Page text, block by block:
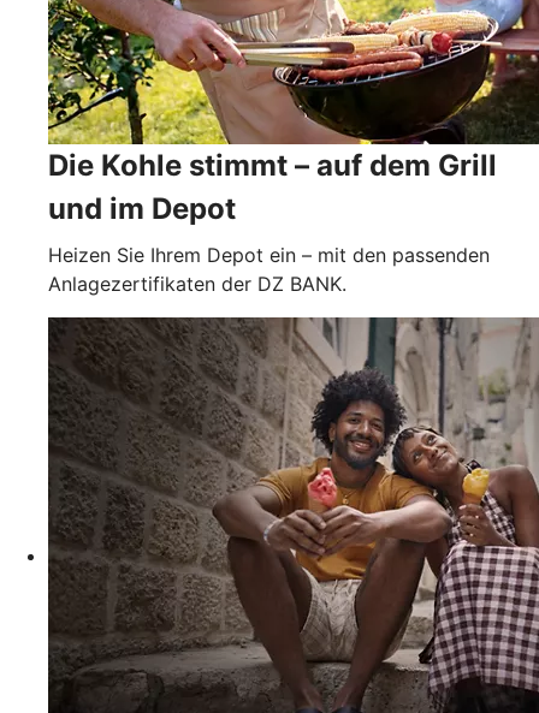
Die Kohle stimmt – auf dem Grill
und im Depot
Heizen Sie Ihrem Depot ein – mit den passenden
Anlagezertifikaten der DZ BANK.